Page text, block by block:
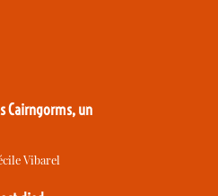
Cairngorms, un
Vibarel